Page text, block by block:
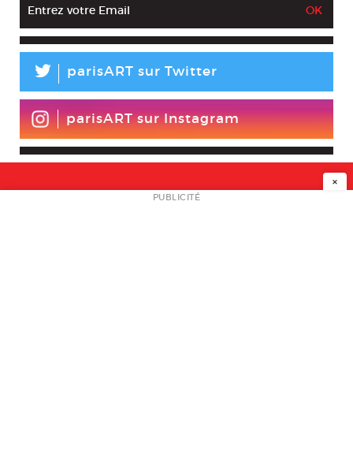
L parisART sur Twitter
parisART sur Instagram
NEWSLETTER
×
PUBLICITÉ